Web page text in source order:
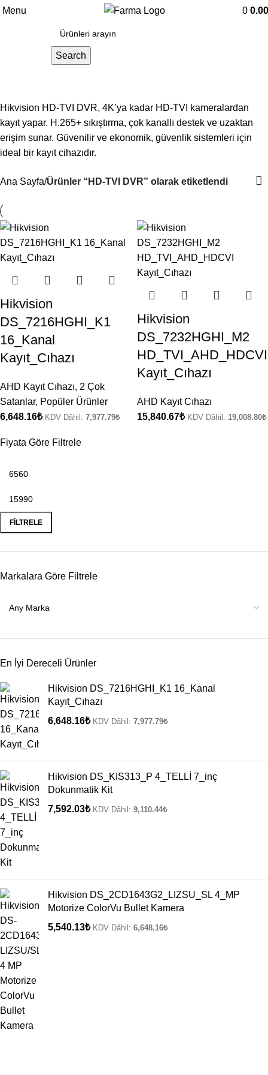
Menu 0 0.00
Search
Fiyata Göre Filtrele
FILTRELE
Markalara Göre Filtrele
En İyi Dereceli Ürünler
Hikvision DS_7216HGHI_K1 16_Kanal
Kayıt_Cıhazı
6,648.16₺ KDV Dâhil: 7,977.79₺
Hikvision DS_KIS313_P 4_TELLİ 7_inç
Dokunmatik Kit
7,592.03₺ KDV Dâhil: 9,110.44₺
Hikvision DS_2CD1643G2_LIZSU_SL 4_MP
Motorize ColorVu Bullet Kamera
5,540.13₺ KDV Dâhil: 6,648.16₺
Hikvision HD-TVI DVR, 4K’ya kadar HD-TVI kameralardan
kayıt yapar. H.265+ sıkıştırma, çok kanallı destek ve uzaktan
erişim sunar. Güvenilir ve ekonomik, güvenlik sistemleri için
ideal bir kayıt cihazıdır.
Ana Sayfa Ürünler “HD-TVI DVR” olarak etiketlendi
Hikvision
DS_7216HGHI_K1
16_Kanal
Kayıt_Cıhazı
AHD Kayıt Cıhazı, 2 Çok
Satanlar, Popüler Ürünler
6,648.16₺ KDV Dâhil: 7,977.79₺
Hikvision
DS_7232HGHI_M2
HD_TVI_AHD_HDCVI
Kayıt_Cıhazı
AHD Kayıt Cıhazı
15,840.67₺ KDV Dâhil: 19,008.80₺